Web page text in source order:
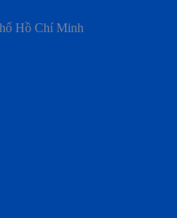
Hồ Chí Minh